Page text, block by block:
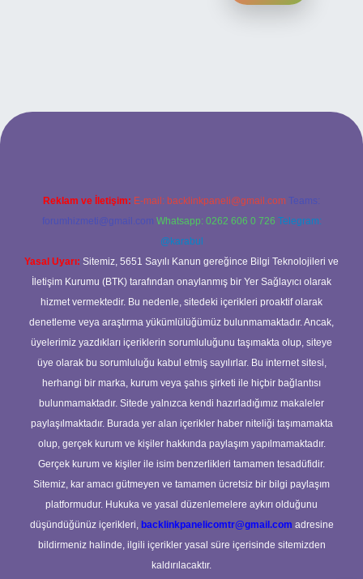
Reklam ve İletişim: E-mail: backlinkpaneli@gmail.com Teams:
forumhizmeti@gmail.com Whatsapp: 0262 606 0 726 Telegram:
@karabul
Yasal Uyarı: Sitemiz, 5651 Sayılı Kanun gereğince Bilgi Teknolojileri ve
İletişim Kurumu (BTK) tarafından onaylanmış bir Yer Sağlayıcı olarak
hizmet vermektedir. Bu nedenle, sitedeki içerikleri proaktif olarak
denetleme veya araştırma yükümlülüğümüz bulunmamaktadır. Ancak,
üyelerimiz yazdıkları içeriklerin sorumluluğunu taşımakta olup, siteye
üye olarak bu sorumluluğu kabul etmiş sayılırlar. Bu internet sitesi,
herhangi bir marka, kurum veya şahıs şirketi ile hiçbir bağlantısı
bulunmamaktadır. Sitede yalnızca kendi hazırladığımız makaleler
paylaşılmaktadır. Burada yer alan içerikler haber niteliği taşımamakta
olup, gerçek kurum ve kişiler hakkında paylaşım yapılmamaktadır.
Gerçek kurum ve kişiler ile isim benzerlikleri tamamen tesadüfidir.
Sitemiz, kar amacı gütmeyen ve tamamen ücretsiz bir bilgi paylaşım
platformudur. Hukuka ve yasal düzenlemelere aykırı olduğunu
düşündüğünüz içerikleri, backlinkpanelicomtr@gmail.com adresine
bildirmeniz halinde, ilgili içerikler yasal süre içerisinde sitemizden
kaldırılacaktır.